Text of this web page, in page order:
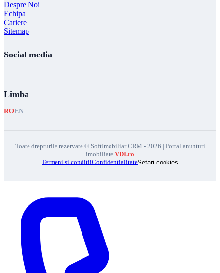
Despre Noi
Echipa
Cariere
Sitemap
Social media
Limba
ROEN
Toate drepturile rezervate © SoftImobiliar CRM - 2026 | Portal anunturi
imobiliare VDI.ro
Termeni si conditiiConfidentialitateSetari cookies